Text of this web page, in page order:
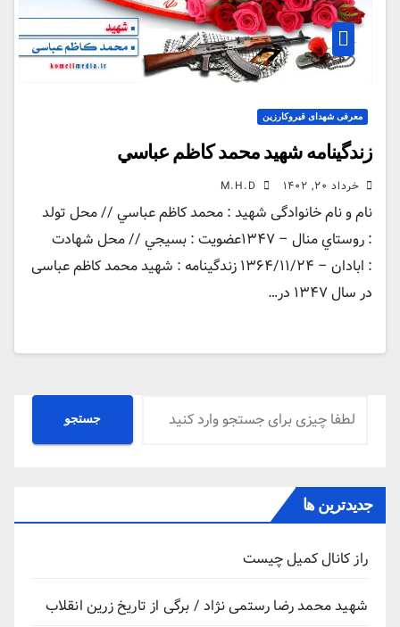
معرفی شهدای قیروکارزین
زندگينامه شهيد محمد كاظم عباسي
خرداد ۲۰, ۱۴۰۲
نام و نام خانوادگی شهید : محمد كاظم عباسي // محل تولد
: روستاي منال – ۱۳۴۷عضویت : بسيجي // محل شهادت
: ابادان – ۱۳۶۴/١۱/٢۴ زندگينامه : شهید محمد کاظم عباسی
در سال ۱۳۴۷ در…
جستجو جستجو
جدیدترین ها
راز کانال کمیل چیست
شهید محمد رضا رستمی نژاد / برگی از تاریخ زرین انقلاب